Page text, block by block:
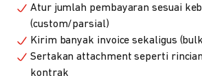
Atur jumlah pembayaran sesuai
(custom/parsial)
Kirim banyak invoice sekaligus
Sertakan attachment seperti
kontrak